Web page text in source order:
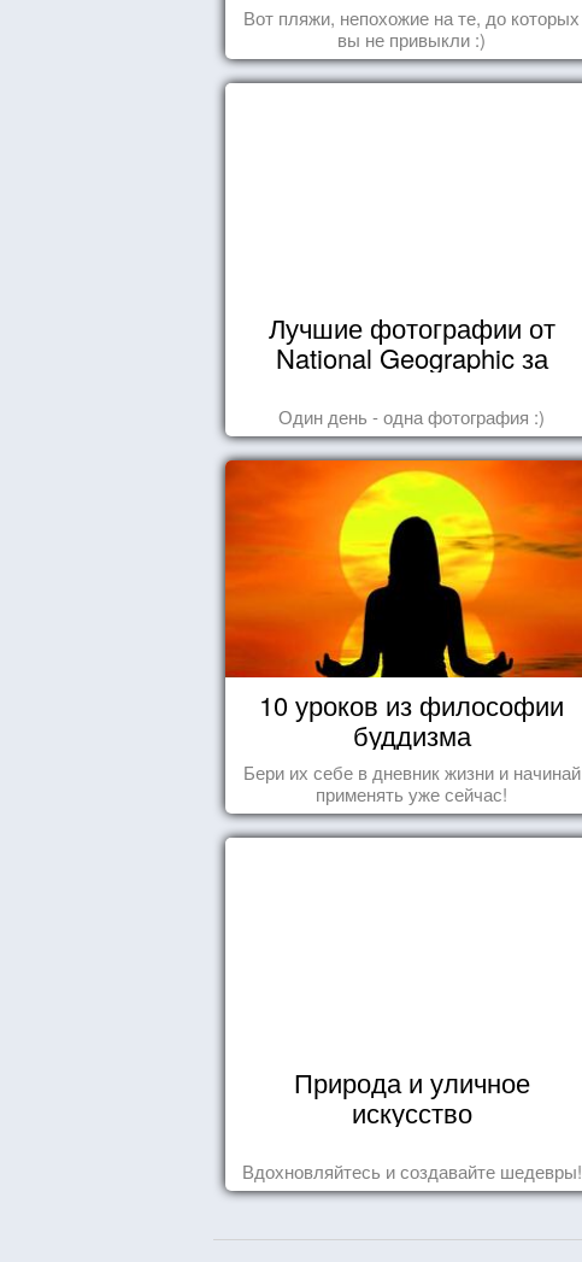
Вот пляжи, непохожие на те, до которых
вы не привыкли :)
Лучшие фотографии от
National Geographic за
Один день - одна фотография :)
10 уроков из философии
буддизма
Бери их себе в дневник жизни и начинай
применять уже сейчас!
Природа и уличное
искусство
Вдохновляйтесь и создавайте шедевры!